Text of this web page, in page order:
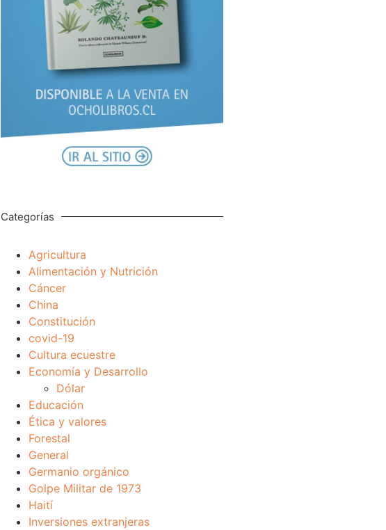
Categorías
Agricultura
Alimentación y Nutrición
Cáncer
China
Constitución
covid-19
Cultura ecuestre
Economía y Desarrollo
Dólar
Educación
Ética y valores
Forestal
General
Germanio orgánico
Golpe Militar de 1973
Haití
Inversiones extranjeras